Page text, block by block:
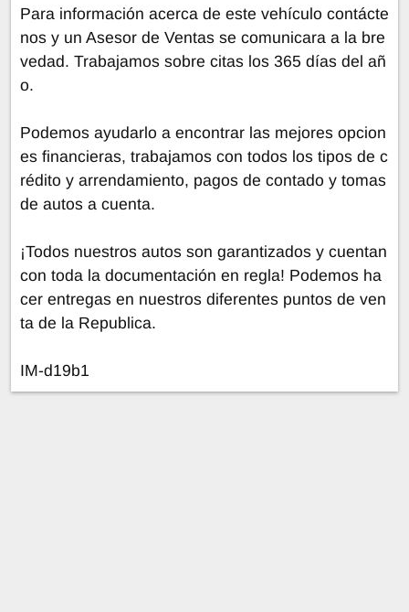
Para información acerca de este vehículo contácte
nos y un Asesor de Ventas se comunicara a la bre
vedad. Trabajamos sobre citas los 365 días del añ
o.
Podemos ayudarlo a encontrar las mejores opcion
es financieras, trabajamos con todos los tipos de c
rédito y arrendamiento, pagos de contado y tomas
de autos a cuenta.
¡Todos nuestros autos son garantizados y cuentan
con toda la documentación en regla! Podemos ha
cer entregas en nuestros diferentes puntos de ven
ta de la Republica.
IM-d19b1